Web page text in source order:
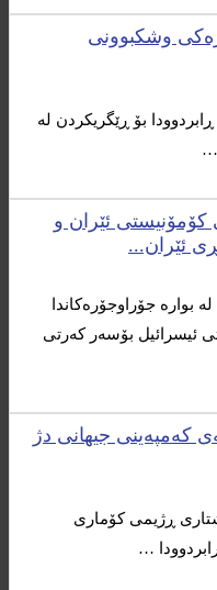
وشکبوونی
بۆ ڕێگریکردن لە
…
ئێران و
ئێران...
جۆراوجۆرەکاندا
ئیسرائیل بۆسەر کەرتی
کەمپەینی جیهانی دژ
ڕژیمی کۆماری
…